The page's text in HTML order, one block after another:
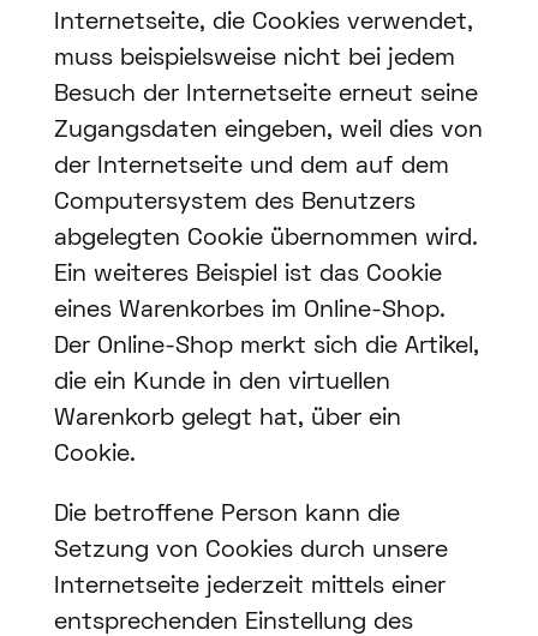
Internetseite, die Cookies verwendet,
muss beispielsweise nicht bei jedem
Besuch der Internetseite erneut seine
Zugangsdaten eingeben, weil dies von
der Internetseite und dem auf dem
Computersystem des Benutzers
abgelegten Cookie übernommen wird.
Ein weiteres Beispiel ist das Cookie
eines Warenkorbes im Online-Shop.
Der Online-Shop merkt sich die Artikel,
die ein Kunde in den virtuellen
Warenkorb gelegt hat, über ein
Cookie.
Die betroffene Person kann die
Setzung von Cookies durch unsere
Internetseite jederzeit mittels einer
entsprechenden Einstellung des